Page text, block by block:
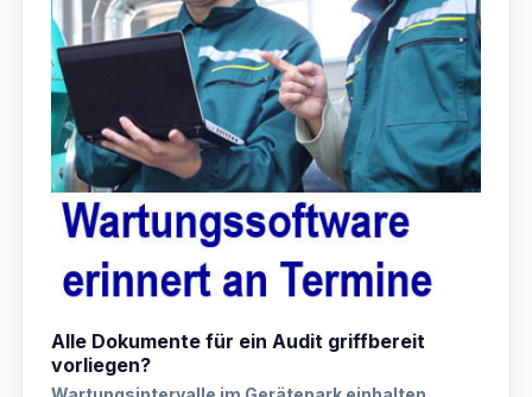
Alle Dokumente für ein Audit griffbereit
vorliegen?